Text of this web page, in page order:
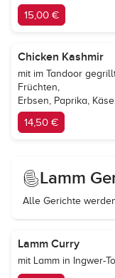
15,00 €
Chicken Kashmir
mit im Tandoor
Früchten,
Erbsen, Paprika,
14,50 €
Lamm
Alle Gerichte
Lamm Curry
mit Lamm in Ingwer-